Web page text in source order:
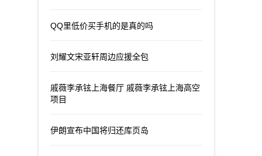
QQ里低价买手机的是真的吗
刘耀文宋亚轩周边应援全包
戚薇李承铉上海餐厅 戚薇李承铉上海高空
项目
伊朗宣布中国将归还库页岛